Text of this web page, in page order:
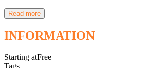
Read more
INFORMATION
Starting atFree
Tags